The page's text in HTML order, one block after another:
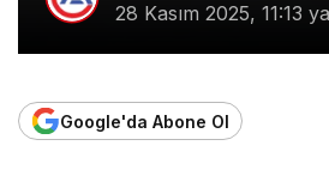
28 Kasım 2025, 11:13
Google'da Abone Ol